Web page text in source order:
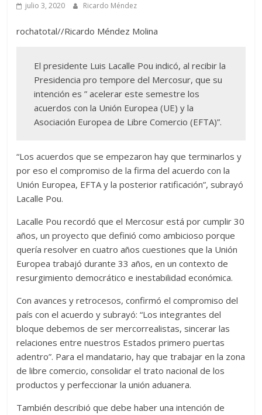
julio 3, 2020 Ricardo Méndez
rochatotal//Ricardo Méndez Molina
El presidente Luis Lacalle Pou indicó, al recibir la
Presidencia pro tempore del Mercosur, que su
intención es ” acelerar este semestre los
acuerdos con la Unión Europea (UE) y la
Asociación Europea de Libre Comercio (EFTA)”.
“Los acuerdos que se empezaron hay que terminarlos y
por eso el compromiso de la firma del acuerdo con la
Unión Europea, EFTA y la posterior ratificación”, subrayó
Lacalle Pou.
Lacalle Pou recordó que el Mercosur está por cumplir 30
años, un proyecto que definió como ambicioso porque
quería resolver en cuatro años cuestiones que la Unión
Europea trabajó durante 33 años, en un contexto de
resurgimiento democrático e inestabilidad económica.
Con avances y retrocesos, confirmó el compromiso del
país con el acuerdo y subrayó: “Los integrantes del
bloque debemos de ser mercorrealistas, sincerar las
relaciones entre nuestros Estados primero puertas
adentro”. Para el mandatario, hay que trabajar en la zona
de libre comercio, consolidar el trato nacional de los
productos y perfeccionar la unión aduanera.
También describió que debe haber una intención de